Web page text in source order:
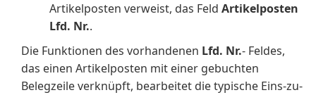
Artikelposten verweist, das Feld Artikelposten
Lfd. Nr..
Die Funktionen des vorhandenen Lfd. Nr.- Feldes,
das einen Artikelposten mit einer gebuchten
Belegzeile verknüpft, bearbeitet die typische Eins-zu-